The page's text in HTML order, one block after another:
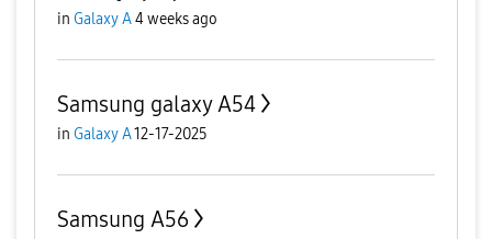
in Galaxy A4 weeks ago
Samsung galaxy A54
in Galaxy A12-17-2025
Samsung A56